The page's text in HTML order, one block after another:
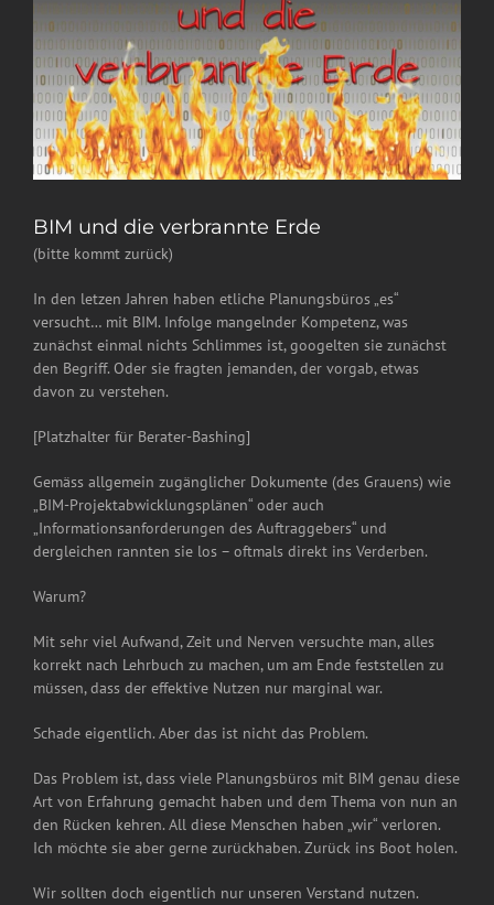
BIM und die verbrannte Erde
(bitte kommt zurück)
In den letzen Jahren haben etliche Planungsbüros „es“
versucht… mit BIM. Infolge mangelnder Kompetenz, was
zunächst einmal nichts Schlimmes ist, googelten sie zunächst
den Begriff. Oder sie fragten jemanden, der vorgab, etwas
davon zu verstehen.
[Platzhalter für Berater-Bashing]
Gemäss allgemein zugänglicher Dokumente (des Grauens) wie
„BIM-Projektabwicklungsplänen“ oder auch
„Informationsanforderungen des Auftraggebers“ und
dergleichen rannten sie los – oftmals direkt ins Verderben.
Warum?
Mit sehr viel Aufwand, Zeit und Nerven versuchte man, alles
korrekt nach Lehrbuch zu machen, um am Ende feststellen zu
müssen, dass der effektive Nutzen nur marginal war.
Schade eigentlich. Aber das ist nicht das Problem.
Das Problem ist, dass viele Planungsbüros mit BIM genau diese
Art von Erfahrung gemacht haben und dem Thema von nun an
den Rücken kehren. All diese Menschen haben „wir“ verloren.
Ich möchte sie aber gerne zurückhaben. Zurück ins Boot holen.
Wir sollten doch eigentlich nur unseren Verstand nutzen.